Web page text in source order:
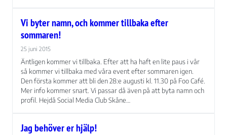
Vi byter namn, och kommer tillbaka efter
sommaren!
25 juni 2015
Äntligen kommer vi tillbaka. Efter att ha haft en lite paus i vår
så kommer vi tillbaka med våra event efter sommaren igen.
Den första kommer att bli den 28:e augusti kl. 11.30 på Foo Café.
Mer info kommer snart. Vi passar då även på att byta namn och
profil. Hejdå Social Media Club Skåne…
Jag behöver er hjälp!
hur
hemsidan
Upplevelse
För att vår
hemsida ska
möjligt under